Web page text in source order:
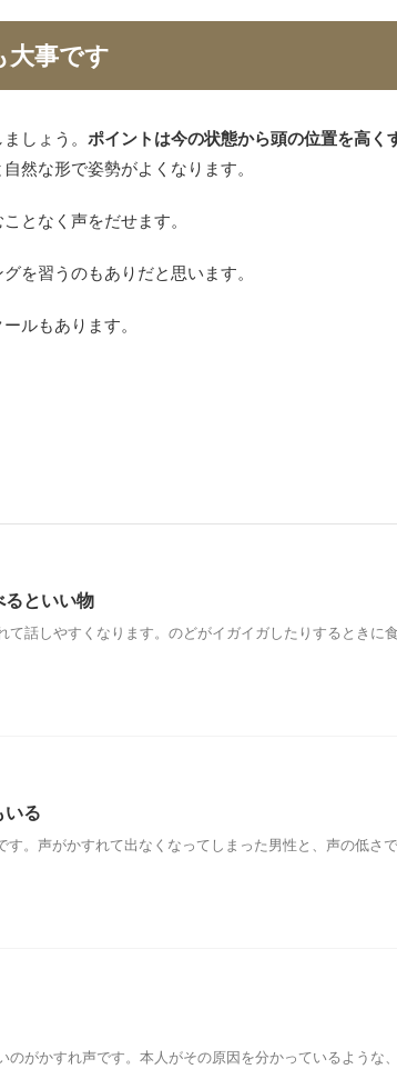
大事です
しょう。 ポイントは今の状態から頭の位置を高く
然な形で姿勢がよくなります。
となく声をだせます。
を習うのもありだと思います。
ルもあります。
るといい物
て話しやすくなります。のどがイガイガしたりするときに
いる
。声がかすれて出なくなってしまった男性と、声の低さで
のがかすれ声です。本人がその原因を分かっているような